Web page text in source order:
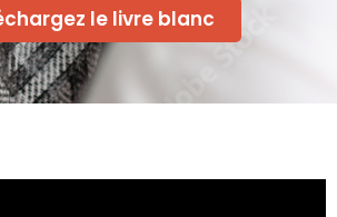
le livre blanc